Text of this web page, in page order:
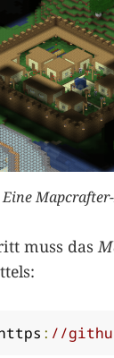
Eine
muss das
: //